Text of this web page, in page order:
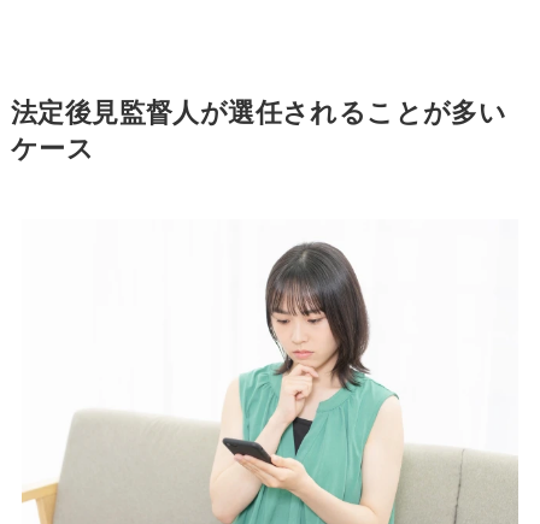
法定後見監督人が選任されることが多い
ケース